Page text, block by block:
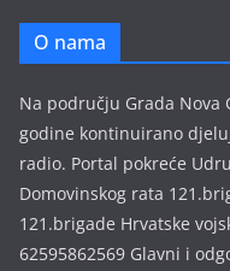
e
s
i
j
a
O nama
Na području Grada Nova
godine kontinuirano
radio. Portal pokreće
Domovinskog rata
121.brigade Hrvatske
62595862569 Glavni i